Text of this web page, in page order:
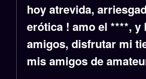
hoy atrevida,
erótica ! amo el ****, y
amigos, disfrutar mi
mis amigos de